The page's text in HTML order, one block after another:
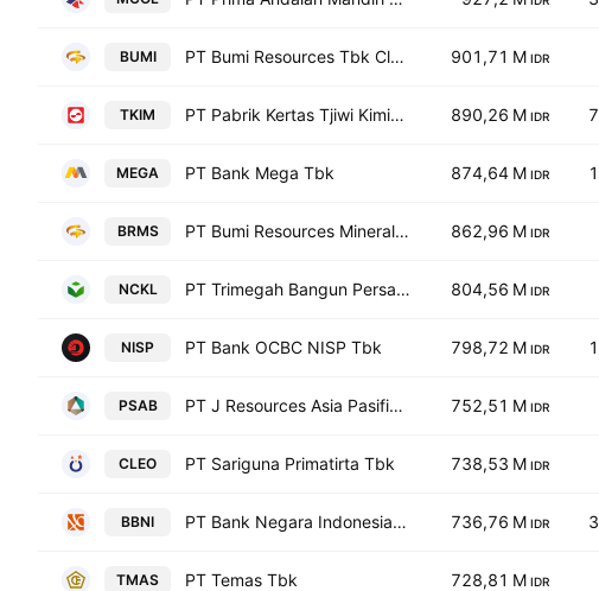
BUMI PT Bumi Resources Tbk Class A 901,71 M IDR
TKIM PT Pabrik Kertas Tjiwi Kimia Tbk 890,26 M IDR
MEGA PT Bank Mega Tbk 874,64 M IDR
BRMS PT Bumi Resources Minerals Tbk Class A 862,96 M IDR
NCKL PT Trimegah Bangun Persada Tbk 804,56 M IDR
NISP PT Bank OCBC NISP Tbk 798,72 M IDR
PSAB PT J Resources Asia Pasifik Tbk 752,51 M IDR
CLEO PT Sariguna Primatirta Tbk 738,53 M IDR
BBNI PT Bank Negara Indonesia (Persero) Tbk Class B 736,76 M IDR
TMAS PT Temas Tbk 728,81 M IDR